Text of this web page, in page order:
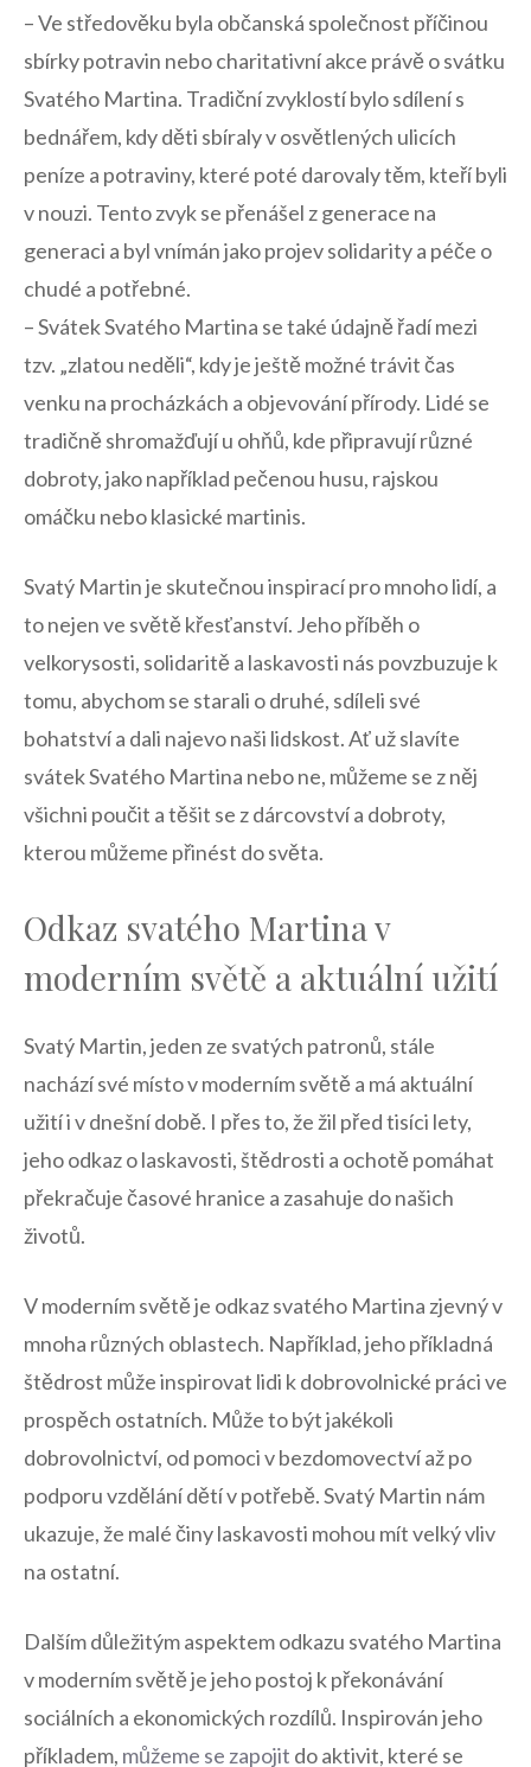
– Ve středověku byla občanská‌ společnost příčinou⁣
sbírky potravin ​nebo charitativní akce právě o svátku
Svatého Martina. Tradiční zvyklostí bylo⁣ sdílení s
bednářem, kdy děti⁣ sbíraly v osvětlených ulicích
peníze a potraviny, které poté darovaly ⁤těm, kteří byli
​v ‍nouzi. Tento zvyk se přenášel z generace na ​
generaci a byl vnímán jako ⁢projev solidarity a péče⁤ o⁤
chudé a potřebné.
– Svátek Svatého Martina se také údajně řadí​ mezi
tzv. „zlatou neděli“, kdy je ještě možné ‍trávit čas
venku na procházkách ‌a objevování přírody. Lidé se⁢
tradičně shromažďují u ohňů,‌ kde připravují různé
dobroty, ⁤jako ⁤například pečenou husu, rajskou
omáčku nebo klasické ⁢martinis.
Svatý Martin je skutečnou inspirací ‍pro mnoho‌ lidí, ⁤a
‌to‌ nejen ve světě křesťanství. Jeho příběh o
velkorysosti, solidaritě a laskavosti nás​ povzbuzuje k ​
tomu, abychom se starali o druhé,⁤ sdíleli své​
bohatství a dali najevo naši lidskost. Ať už ⁤slavíte
⁤svátek Svatého Martina nebo ne, můžeme‌ se z něj
všichni poučit a těšit se z dárcovství a dobroty,
kterou můžeme přinést⁣ do‌ světa.
Odkaz svatého Martina ⁤v⁢
moderním světě a aktuální užití
Svatý Martin, jeden ⁢ze svatých patronů, stále
nachází své místo⁣ v moderním světě a má aktuální
užití i v dnešní době. I přes to, že žil před tisíci lety,⁢
jeho odkaz o laskavosti, štědrosti a ochotě pomáhat
překračuje časové hranice a zasahuje⁤ do našich
životů.
V‌ moderním ⁤světě je odkaz svatého Martina⁣ zjevný v
mnoha různých ​oblastech. Například, jeho příkladná
štědrost ⁣může inspirovat lidi k dobrovolnické ⁤práci⁤ ve
prospěch ostatních. Může to být‍ jakékoli
dobrovolnictví, od ⁣pomoci v bezdomovectví až po
podporu vzdělání dětí⁤ v potřebě. Svatý Martin nám
ukazuje, ‍že malé činy laskavosti mohou ⁢mít velký⁢ vliv
na ostatní.
Dalším důležitým aspektem odkazu svatého Martina
v moderním světě je jeho​ postoj k⁤ překonávání
sociálních⁣ a ekonomických ‍rozdílů. Inspirován ⁢jeho
příkladem, můžeme se zapojit do aktivit, ⁤které se